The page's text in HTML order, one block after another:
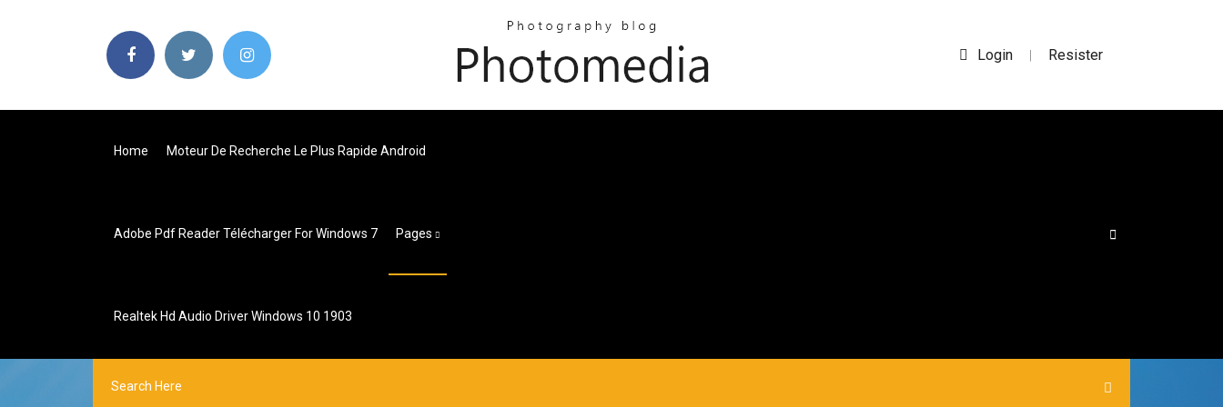
Login | Resister
Home Moteur De Recherche Le Plus Rapide Android
Adobe Pdf Reader Télécharger For Windows 7 Pages
Realtek Hd Audio Driver Windows 10 1903